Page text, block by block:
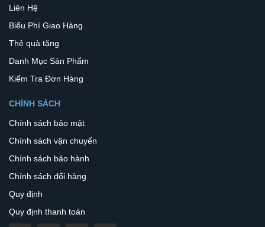
Liên Hệ
Biểu Phí Giao Hàng
Thẻ quà tặng
Danh Mục Sản Phẩm
Kiểm Tra Đơn Hàng
CHÍNH SÁCH
Chính sách bảo mật
Chính sách vận chuyển
Chính sách bảo hành
Chính sách đổi hàng
Quy định
Quy định thanh toán